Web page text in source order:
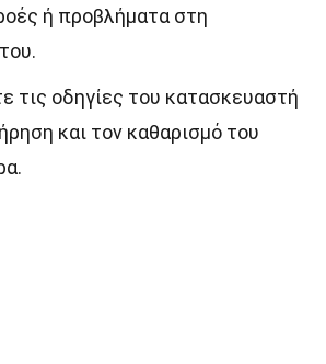
ή προβλήματα στη
τις οδηγίες του κατασκευαστή
και τον καθαρισμό του